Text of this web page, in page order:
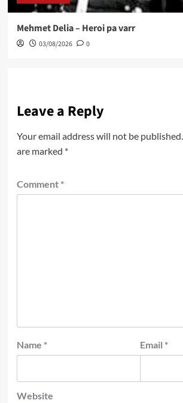
Mehmet Delia – Heroi pa varr
03/08/2026 0
Leave a Reply
Your email address will not be published.
are marked *
Comment *
Name * Email *
Website